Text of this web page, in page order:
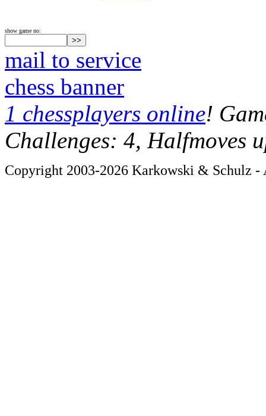
show game no:
mail to service
chess banner
1 chessplayers online!
Challenges: 4, Halfmoves
Copyright 2003-2026 Karkowski & Schulz